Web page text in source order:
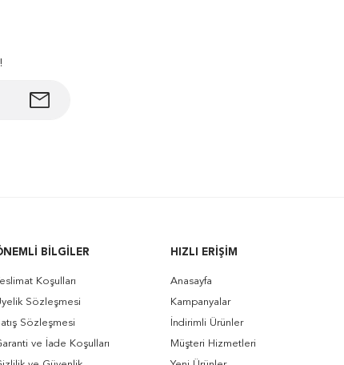
BILGILER
Koşulları
Sözleşmesi
Sözleşmesi
ve İade Koşulları
HIZLI ERIŞIM
Anasayfa
Kampanyalar
İndirimli Ürünler
Müşteri Hizmetleri